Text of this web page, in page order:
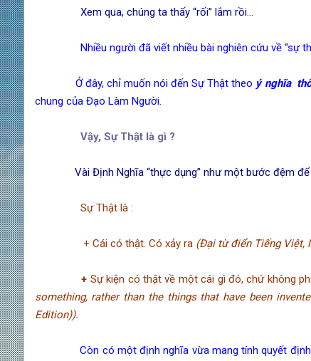
Xem qua, chúng ta thấy “rối” lắm rồi…
Nhiều người đã viết nhiều bài nghiên cứu về “sự
Ở đây, chỉ muốn nói đến Sự Thật theo ý nghĩa
chung của Đạo Làm Người.
Vậy, Sự Thật là gì ?
Vài Định Nghĩa “thực dụng” như một bước đệm
Sự Thật là :
+ Cái có thật. Có xảy ra (Đại từ điển Tiếng Việt,
+ Sự kiện có thật về một cái gì đó, chứ không
something, rather than the things that have been
Edition)).
Còn có một định nghĩa vừa mang tính quyết định